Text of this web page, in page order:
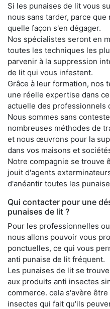
Si les punaises de lit vous
nous sans tarder, parce
quelle façon s'en dégager.
Nos spécialistes seront en
toutes les techniques les
parvenir à la suppression
de lit qui vous infestent.
Grâce à leur formation, nos
une réelle expertise dans
actuelle des professionnels
Nous sommes sans
nombreuses méthodes de
et nous œuvrons pour la
dans vos maisons et
Notre compagnie se trouve
jouit d'agents
d'anéantir toutes les
Qui contacter pour une
punaises de lit ?
Pour les professionnelles
nous allons pouvoir vous
ponctuelles, ce qui vous
anti punaise de lit fréquent.
Les punaises de lit se
aux produits anti insectes
commerce. cela s'avère
insectes qui fait qu'ils